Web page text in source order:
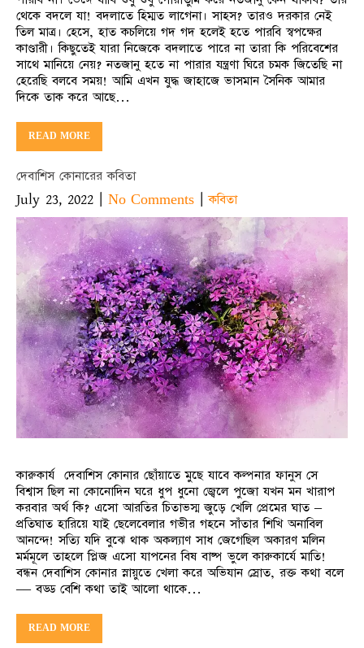
থেকে বদলে যা! বদলাতে হিম্মত লাগেনা। সাহস? তারও দরকার নেই
তিল মাত্র। হেসে, হাত কচলিয়ে গদ গদ হলেই হতে পারবি স্বপক্ষের
কাণ্ডারী। কিছুতেই যারা নিজেকে বদলাতে পারে না তারা কি পরিবেশের
সাথে মানিয়ে নেয়? নতজানু হতে না পারার যন্ত্রণা ঘিরে চমক জিতেছি না
হেরেছি বলবে সময়! আমি এখন যুদ্ধ জাহাজে ভাসমান সৈনিক আমার
দিকে তাক করে আছে…
READ MORE
দেবাশিস কোনারের কবিতা
July 23, 2022 No Comments |কবিতা
কারুকার্য দেবাশিস কোনার ছোঁয়াতে মুছে যাবে কল্পনার ফানুস সে
বিশ্বাস ছিল না কোনোদিন ঘরে ধুপ ধুনো জ্বেলে পুজো যখন মন খারাপ
করবার অর্থ কি? এসো আরতির চিতাভস্ম জুড়ে খেলি প্রেমের ঘাত –
প্রতিঘাত হারিয়ে যাই ছেলেবেলার গভীর গহনে সাঁতার শিখি অনাবিল
আনন্দে! সত্যি যদি বুঝে থাক অকল্যাণ সাধ জেগেছিল অকারণ মলিন
মর্মমূলে তাহলে প্লিজ এসো যাপনের বিষ বাষ্প ভুলে কারুকার্যে মাতি!
বন্ধন দেবাশিস কোনার স্নায়ুতে খেলা করে অভিযান স্রোত, রক্ত কথা বলে
–– বড্ড বেশি কথা তাই আলো থাকে…
READ MORE